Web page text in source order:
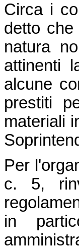
Circa i
detto
natura
attinenti
alcune
prestiti
materiali
Per
c. 5,
in